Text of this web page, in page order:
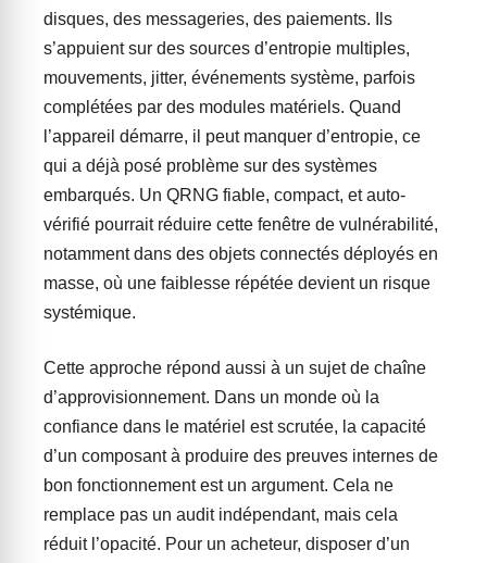
disques, des messageries, des paiements. Ils
s’appuient sur des sources d’entropie multiples,
mouvements, jitter, événements système, parfois
complétées par des modules matériels. Quand
l’appareil démarre, il peut manquer d’entropie, ce
qui a déjà posé problème sur des systèmes
embarqués. Un QRNG fiable, compact, et auto-
vérifié pourrait réduire cette fenêtre de vulnérabilité,
notamment dans des objets connectés déployés en
masse, où une faiblesse répétée devient un risque
systémique.
Cette approche répond aussi à un sujet de chaîne
d’approvisionnement. Dans un monde où la
confiance dans le matériel est scrutée, la capacité
d’un composant à produire des preuves internes de
bon fonctionnement est un argument. Cela ne
remplace pas un audit indépendant, mais cela
réduit l’opacité. Pour un acheteur, disposer d’un